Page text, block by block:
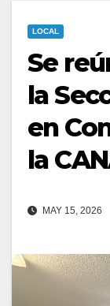
LOCAL
Se
la
en
la
MAY 15, 2026